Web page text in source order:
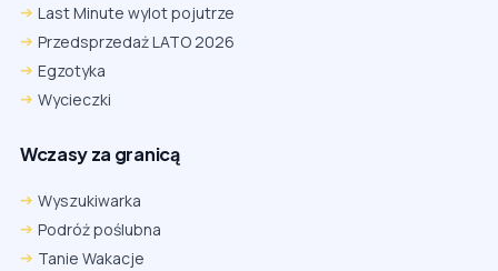
Last Minute wylot pojutrze
Przedsprzedaż LATO 2026
Egzotyka
Wycieczki
Wczasy za granicą
Wyszukiwarka
Podróż poślubna
Tanie Wakacje